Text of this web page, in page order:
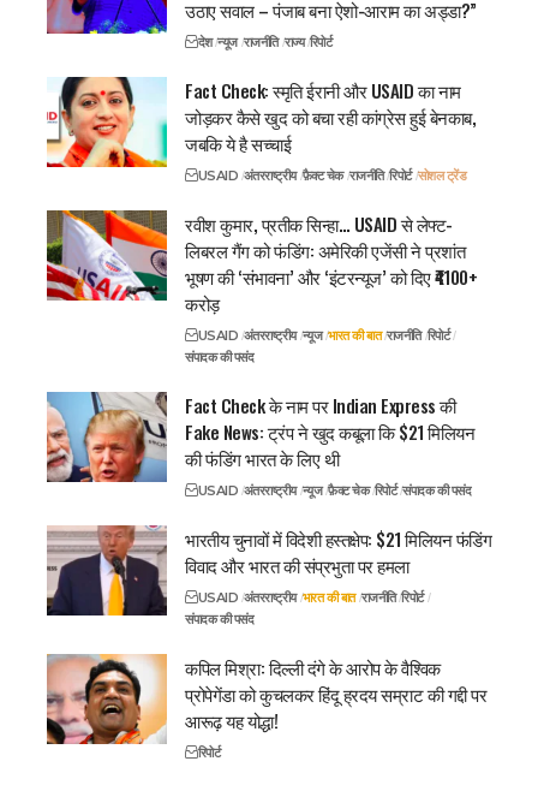
उठाए सवाल – पंजाब बना ऐशो-आराम का अड्डा?”
देश न्यूज राजनीति राज्य रिपोर्ट
Fact Check: स्मृति ईरानी और USAID का नाम
जोड़कर कैसे खुद को बचा रही कांग्रेस हुई बेनकाब,
जबकि ये है सच्चाई
USAID अंतरराष्ट्रीय फ़ैक्ट चेक राजनीति रिपोर्ट सोशल ट्रेंड
रवीश कुमार, प्रतीक सिन्हा… USAID से लेफ्ट-
लिबरल गैंग को फंडिंग: अमेरिकी एजेंसी ने प्रशांत
भूषण की ‘संभावना’ और ‘इंटरन्यूज’ को दिए ₹4100+
करोड़
USAID अंतरराष्ट्रीय न्यूज भारत की बात राजनीति रिपोर्ट
संपादक की पसंद
Fact Check के नाम पर Indian Express की
Fake News: ट्रंप ने खुद कबूला कि $21 मिलियन
की फंडिंग भारत के लिए थी
USAID अंतरराष्ट्रीय न्यूज फ़ैक्ट चेक रिपोर्ट संपादक की पसंद
भारतीय चुनावों में विदेशी हस्तक्षेप: $21 मिलियन फंडिंग
विवाद और भारत की संप्रभुता पर हमला
USAID अंतरराष्ट्रीय भारत की बात राजनीति रिपोर्ट
संपादक की पसंद
कपिल मिश्रा: दिल्ली दंगे के आरोप के वैश्विक
प्रोपेगेंडा को कुचलकर हिंदू ह्रदय सम्राट की गद्दी पर
आरूढ़ यह योद्धा!
रिपोर्ट